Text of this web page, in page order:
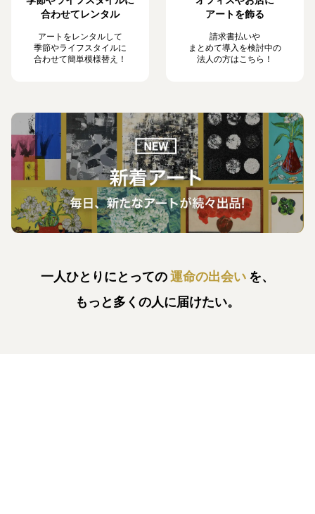
合わせてレンタル
アートをレンタルして
季節やライフスタイルに
合わせて簡単模様替え！
アートを飾る
請求書払いや
まとめて導入を検討中の
法人の方はこちら！
一人ひとりにとっての運命の出会い を、
もっと多くの人に届けたい。